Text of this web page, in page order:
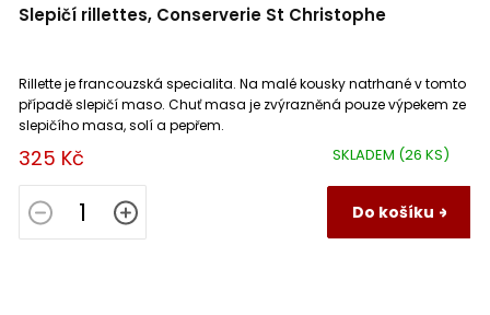
Slepičí rillettes, Conserverie St Christophe
SKLADEM (26 KS)
325 Kč
Do košíku
Rillette je francouzská specialita. Na malé kousky natrhané v tomto
případě slepičí maso. Chuť masa je zvýrazněná pouze výpekem ze
slepičího masa, solí a pepřem.